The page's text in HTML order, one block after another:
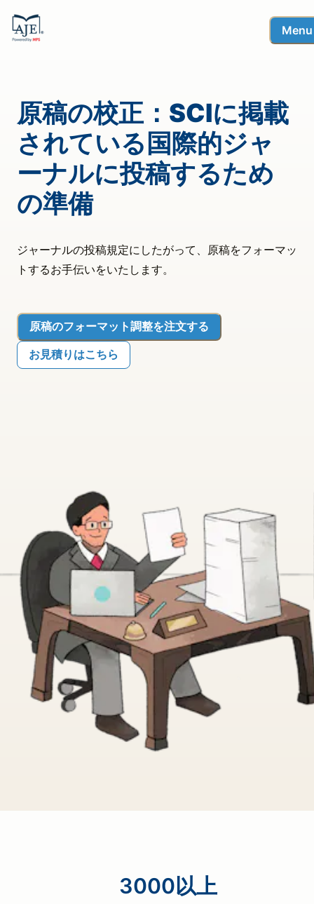
Menu
原稿の校正：SCIに掲載
されている国際的ジャ
ーナルに投稿するため
の準備
ジャーナルの投稿規定にしたがって、原稿をフォーマッ
トするお手伝いをいたします。
原稿のフォーマット調整を注文する
お見積りはこちら
3000以上